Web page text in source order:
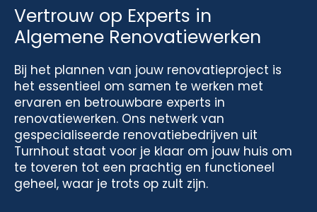
Vertrouw op Experts in
Algemene Renovatiewerken
Bij het plannen van jouw renovatieproject is
het essentieel om samen te werken met
ervaren en betrouwbare experts in
renovatiewerken. Ons netwerk van
gespecialiseerde renovatiebedrijven uit
Turnhout staat voor je klaar om jouw huis om
te toveren tot een prachtig en functioneel
geheel, waar je trots op zult zijn.